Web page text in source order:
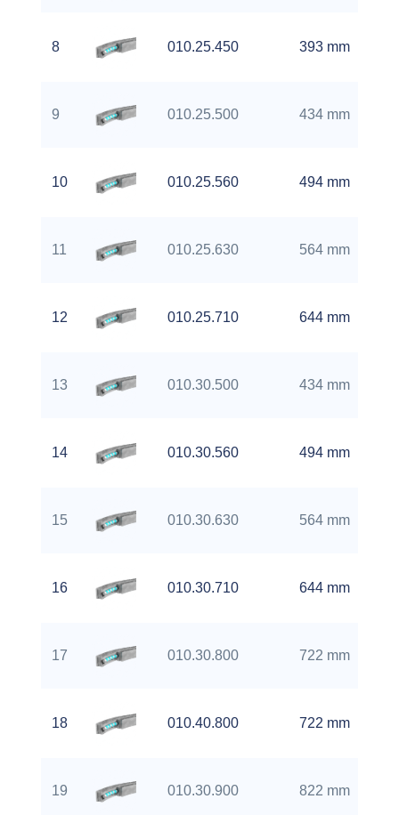
8 010.25.450 393 mm
9 010.25.500 434 mm
10 010.25.560 494 mm
11 010.25.630 564 mm
12 010.25.710 644 mm
13 010.30.500 434 mm
14 010.30.560 494 mm
15 010.30.630 564 mm
16 010.30.710 644 mm
17 010.30.800 722 mm
18 010.40.800 722 mm
19 010.30.900 822 mm